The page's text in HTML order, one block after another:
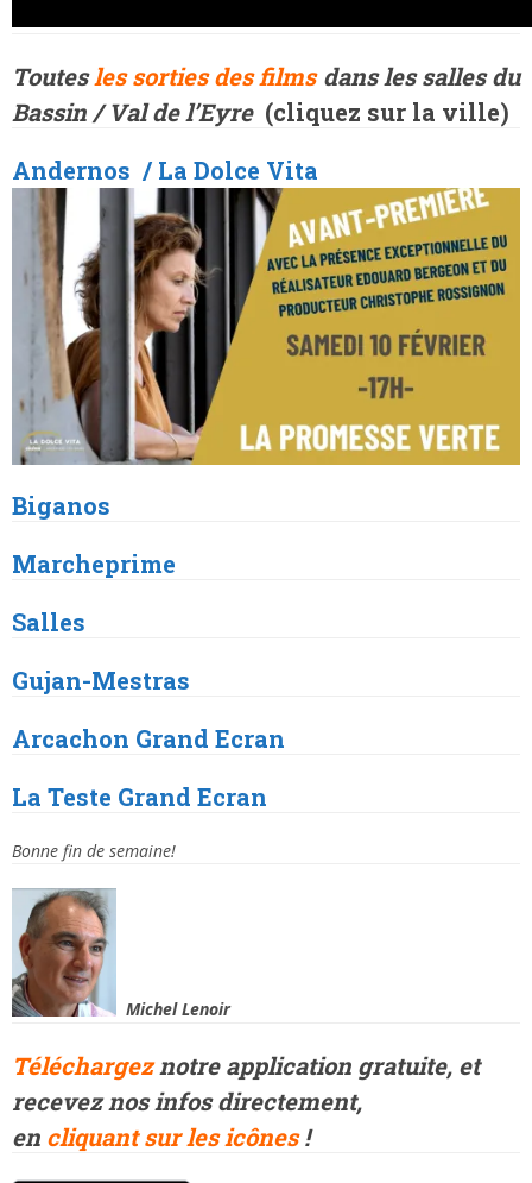
Toutesles sorties des filmsdans les salles du
Bassin / Val de l’Eyre(cliquez sur la ville)
Andernos / La Dolce Vita
Biganos
Marcheprime
Salles
Gujan-Mestras
Arcachon Grand Ecran
La Teste Grand Ecran
Bonne fin de semaine!
Michel Lenoir
Téléchargeznotre application gratuite, et
recevez nos infos directement,
en cliquant sur les icônes!